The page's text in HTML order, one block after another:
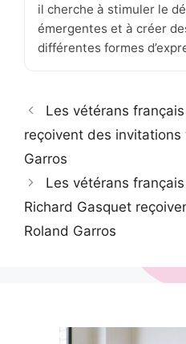
il cherche à stimuler le
émergentes et à créer
différentes formes
Les vétérans
reçoivent des
Garros
Les vétérans
Richard Gasquet
Roland Garros